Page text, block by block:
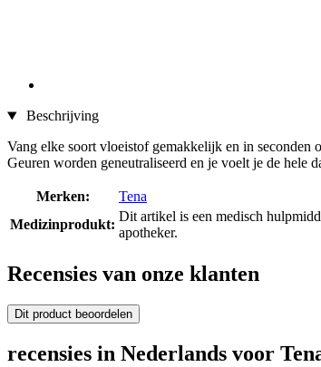
Beschrijving
Vang elke soort vloeistof gemakkelijk en in seconden
Geuren worden geneutraliseerd en je voelt je de hele
Merken:
Tena
Medizinprodukt:
Dit artikel is een medisch
apotheker.
Recensies van onze klanten
Dit product beoordelen
recensies in Nederlands voor